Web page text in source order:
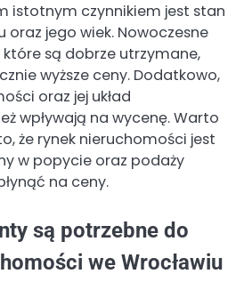
istotnym czynnikiem jest stan
oraz jego wiek. Nowoczesne
są dobrze utrzymane,
wyższe ceny. Dodatkowo,
oraz jej układ
wpływają na wycenę. Warto
że rynek nieruchomości jest
w popycie oraz podaży
na ceny.
są potrzebne do
we Wrocławiu